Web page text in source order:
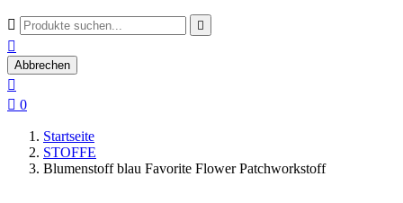
 

Abbrechen

 0
Startseite
STOFFE
Blumenstoff blau Favorite Flower Patchworkstoff